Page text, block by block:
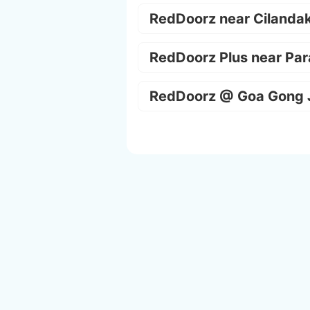
RedDoorz near
RedDoorz Plus near
RedDoorz @ Goa